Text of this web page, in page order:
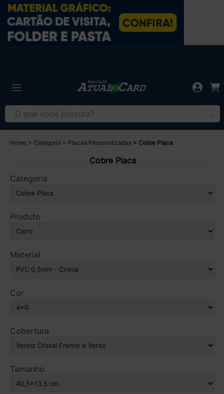
Home Categoria Placas Personalizadas Cobre Placa
Cobre Placa
Categoria
Produto
Material
Cor
Cobertura
Tamanho